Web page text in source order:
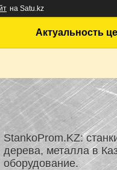
на Satu.kz
Актуальность
StankoProm.KZ:
дерева, металла в
оборудование.